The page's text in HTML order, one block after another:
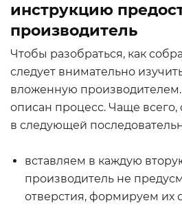
инструкцию
производитель
Чтобы разобраться, как
следует внимательно
вложенную
описан процесс. Чаще
в следующей
вставляем в каждую
производитель не
отверстия, формируем их